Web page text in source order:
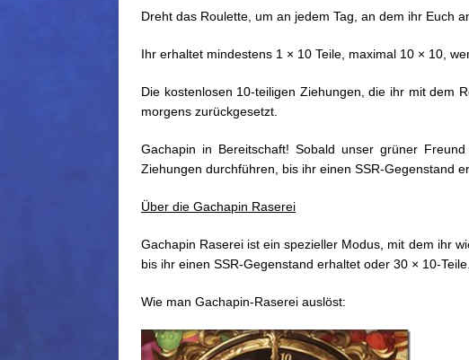
Dreht das Roulette, um an jedem Tag, an dem ihr Euch
Ihr erhaltet mindestens 1 × 10 Teile, maximal 10 × 10,
Die kostenlosen 10-teiligen Ziehungen, die ihr mit dem
morgens zurückgesetzt.
Gachapin in Bereitschaft! Sobald unser grüner
Ziehungen durchführen, bis ihr einen SSR-Gegenstand
Über die Gachapin Raserei
Gachapin Raserei ist ein spezieller Modus, mit dem ihr
bis ihr einen SSR-Gegenstand erhaltet oder 30 × 10-Teile.
Wie man Gachapin-Raserei auslöst: